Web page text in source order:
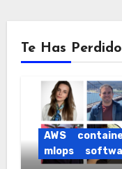
Te Has Perdido
AWS
mlops